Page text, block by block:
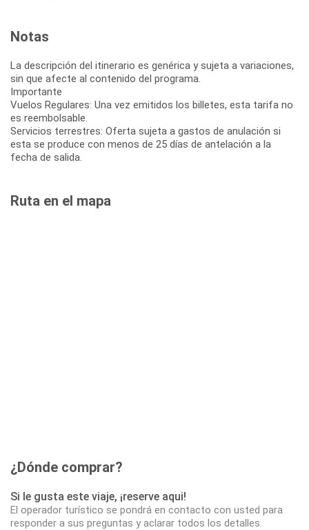
Notas
La descripción del itinerario es genérica y sujeta a variaciones,
sin que afecte al contenido del programa.
Importante
Vuelos Regulares: Una vez emitidos los billetes, esta tarifa no
es reembolsable.
Servicios terrestres: Oferta sujeta a gastos de anulación si
esta se produce con menos de 25 días de antelación a la
fecha de salida.
Ruta en el mapa
¿Dónde comprar?
Si le gusta este viaje, ¡reserve aqui!
El operador turístico se pondrá en contacto con usted para
responder a sus preguntas y aclarar todos los detalles.